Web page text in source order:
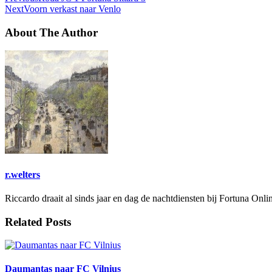
NextVoorn verkast naar Venlo
About The Author
r.welters
Riccardo draait al sinds jaar en dag de nachtdiensten bij Fortuna
Related Posts
Daumantas naar FC Vilnius